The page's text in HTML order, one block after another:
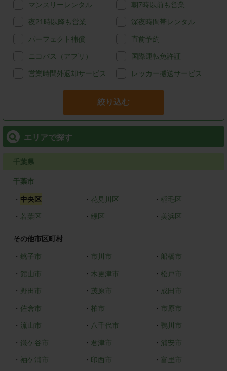
マンスリーレンタル 朝7時以前も営業
夜21時以降も営業 深夜時間帯レンタル
パーフェクト補償 直前予約
ニコパス（アプリ） 国際運転免許証
営業時間外返却サービス レッカー搬送サービス
絞り込む
エリアで探す
千葉県
千葉市
・ 中央区 ・ 花見川区 ・稲毛区
・ 若葉区 ・ 緑区 ・ 美浜区
その他市区町村
・ 銚子市 ・ 市川市 ・ 船橋市
・ 館山市 ・ 木更津市 ・松戸市
・ 野田市 ・ 茂原市 ・ 成田市
・ 佐倉市 ・ 柏市 ・ 市原市
・ 流山市 ・ 八千代市 ・ 鴨川市
・ 鎌ケ谷市 ・ 君津市 ・ 浦安市
・ 袖ケ浦市 ・ 印西市 ・ 富里市